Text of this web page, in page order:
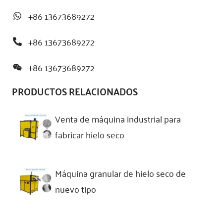
+86 13673689272
+86 13673689272
+86 13673689272
PRODUCTOS RELACIONADOS
Venta de máquina industrial para
fabricar hielo seco
Máquina granular de hielo seco de
nuevo tipo